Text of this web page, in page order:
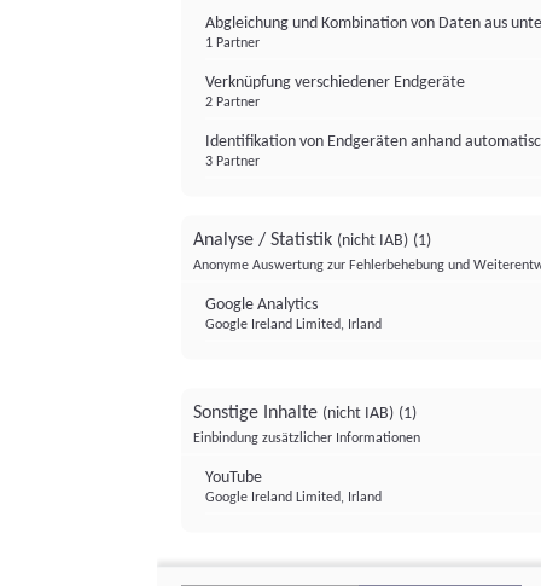
Abgleichung und Kombination von Daten aus
1 Partner
Verknüpfung verschiedener Endgeräte
2 Partner
Identifikation von Endgeräten anhand
3 Partner
Analyse / Statistik (nicht IAB) (1)
Anonyme Auswertung zur Fehlerbehebung und
Google Analytics
Google Ireland Limited, Irland
Sonstige Inhalte (nicht IAB) (1)
Einbindung zusätzlicher Informationen
YouTube
Google Ireland Limited, Irland